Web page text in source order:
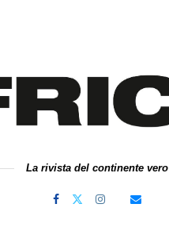
La rivista del continente vero